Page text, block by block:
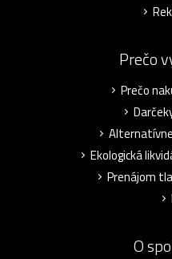
Prečo
Prečo
Ekologická
Prenájom
O